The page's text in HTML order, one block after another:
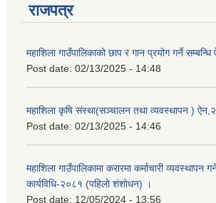
राजपत्र
महाशिला गाउँपालिकाको छाप र गान प्रयोग गर्ने
Post date: 02/13/2025 - 14:48
महाशिला कृषि संस्था(सञ्चालन तथा व्यवस्थापन )
Post date: 02/13/2025 - 14:46
महाशिला गाउँपालिकामा करारमा कर्माचारी व्यवस्थापन
कार्यविधि-२०८१ (पहिलो शंशोधन) ।
Post date: 12/05/2024 - 13:56